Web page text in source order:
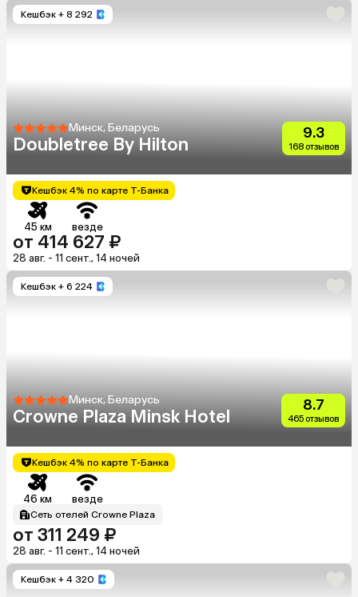
Кешбэк + 8 292
Минск, Беларусь
Doubletree By Hilton
9.3
168 отзывов
Кешбэк 4% по карте Т-Банка
45 км везде
от 414 627 ₽
28 авг. - 11 сент., 14 ночей
Кешбэк + 6 224
Минск, Беларусь
Crowne Plaza Minsk Hotel
8.7
465 отзывов
Кешбэк 4% по карте Т-Банка
46 км везде
Сеть отелей Crowne Plaza
от 311 249 ₽
28 авг. - 11 сент., 14 ночей
Кешбэк + 4 320